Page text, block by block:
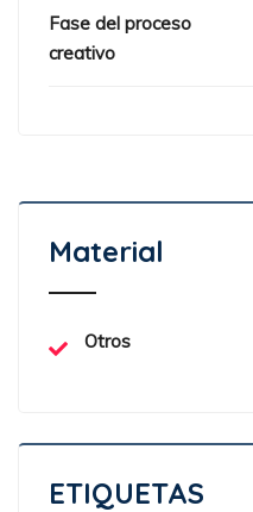
Fase del proceso
creativo
Material
Otros
ETIQUETAS